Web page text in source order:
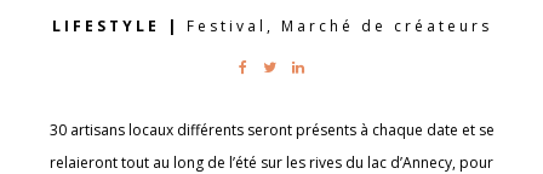
LIFESTYLE | Festival, Marché de créateurs
30 artisans locaux différents seront présents à chaque date et se
relaieront tout au long de l’été sur les rives du lac d’Annecy, pour